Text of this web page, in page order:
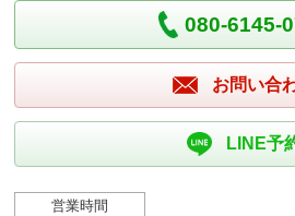
080-6145-
お問い合
LINE予
営業時間